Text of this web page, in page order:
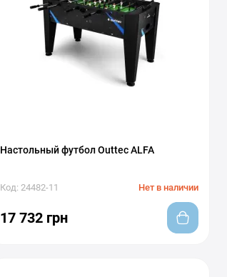
Настольный футбол Outtec ALFA
Код: 24482-11 Нет в наличии
17 732 грн